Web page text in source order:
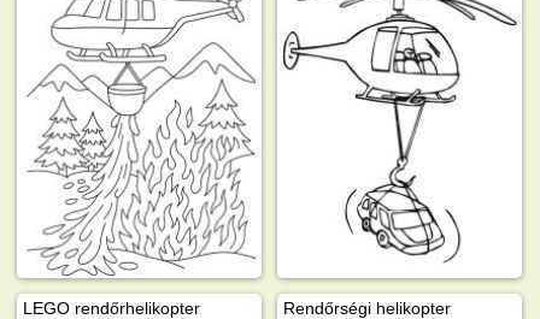
LEGO rendőrhelikopter Rendőrségi helikopter